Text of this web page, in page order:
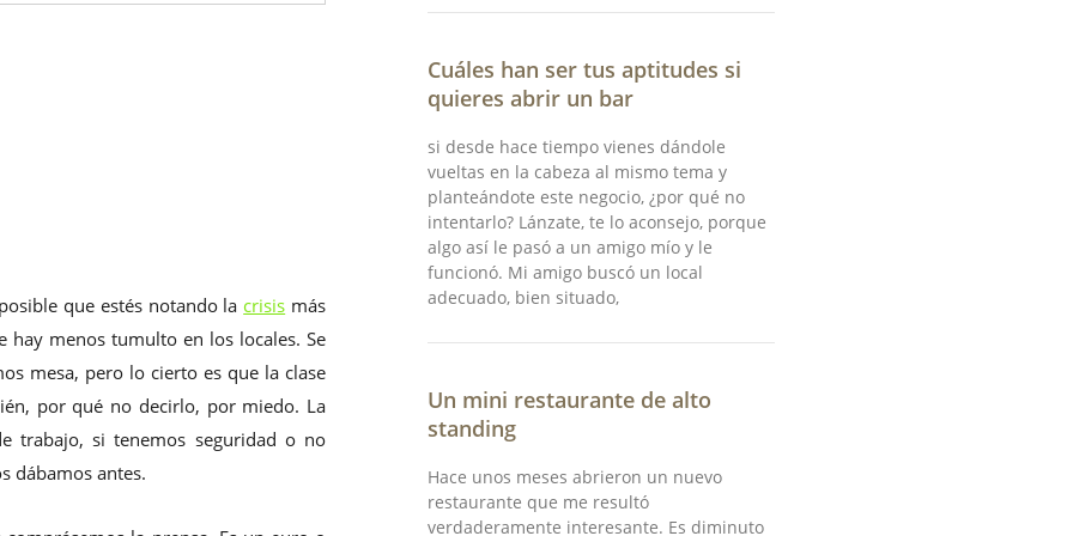
que estés notando la crisis más
hay menos tumulto en los locales. Se
mesa, pero lo cierto es que la clase
por qué no decirlo, por miedo. La
trabajo, si tenemos seguridad o no
dábamos antes.
Cuáles han ser tus aptitudes si
quieres abrir un bar
si desde hace tiempo vienes dándole
vueltas en la cabeza al mismo tema y
planteándote este negocio, ¿por qué no
intentarlo? Lánzate, te lo aconsejo, porque
algo así le pasó a un amigo mío y le
funcionó. Mi amigo buscó un local
adecuado, bien situado,
Un mini restaurante de alto
standing
Hace unos meses abrieron un nuevo
restaurante que me resultó
verdaderamente interesante. Es diminuto